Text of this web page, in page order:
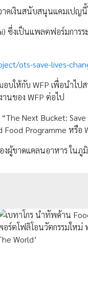
คเงินสนับสนุนแคมเปญนี้
ซึ่งเป็นแพลตฟอร์มการ
ots-save-lives-
บให้กับ WFP เพื่อนำไ
นของ WFP ต่อไป
Next Bucket:
Food Programme หรือ
ผู้ขาดแคลนอาหาร ในภู